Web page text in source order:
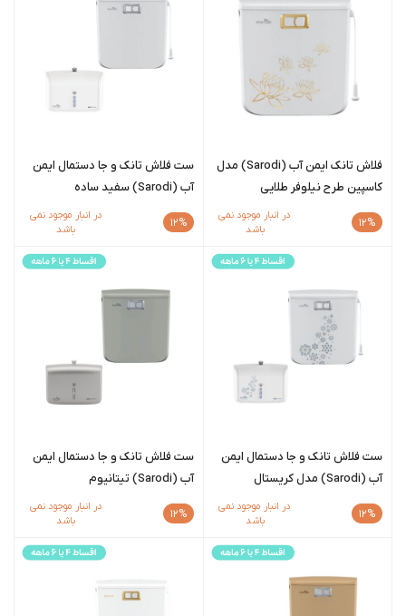
فلاش تانک ایمن آب (Sarodi) مدل
کاسپین طرح نیلوفر طلایی
12%
در انبار موجود نمی
باشد
ست فلاش تانک و جا دستمال ایمن
آب (Sarodi) سفید ساده
12%
در انبار موجود نمی
باشد
ست فلاش تانک و جا دستمال ایمن
آب (Sarodi) مدل کریستال
12%
در انبار موجود نمی
باشد
ست فلاش تانک و جا دستمال ایمن
آب (Sarodi) تیتانیوم
12%
در انبار موجود نمی
باشد